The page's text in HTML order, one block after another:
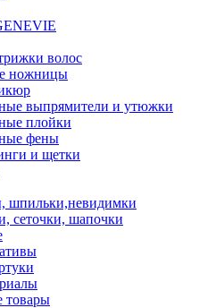
волос
ножницы
выпрямители и утюжки
плойки
фены
и щетки
шпильки,невидимки
сеточки, шапочки
товары